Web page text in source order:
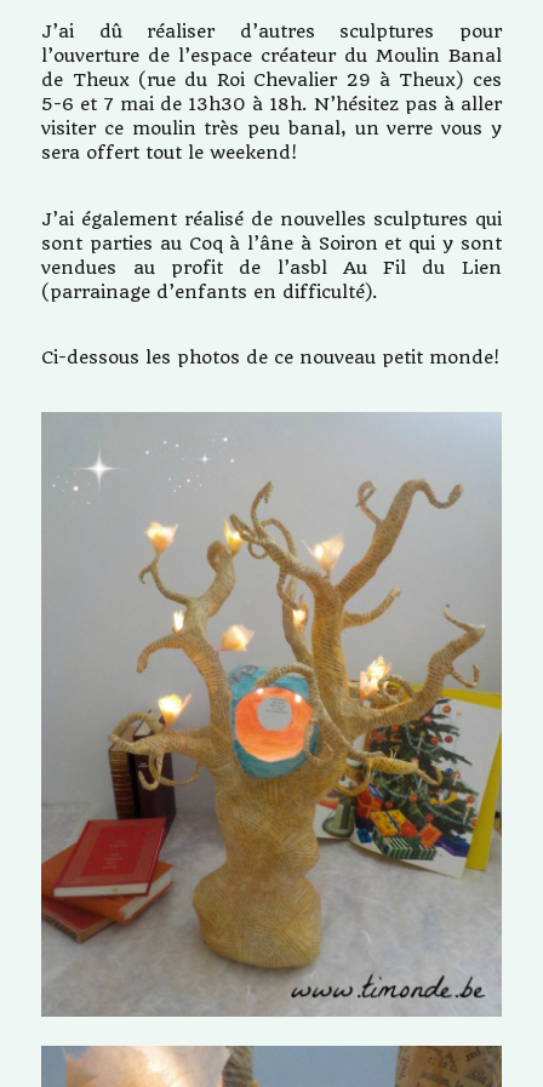
J’ai dû réaliser d’autres sculptures pour
l’ouverture de l’espace créateur du Moulin Banal
de Theux (rue du Roi Chevalier 29 à Theux) ces
5-6 et 7 mai de 13h30 à 18h. N’hésitez pas à aller
visiter ce moulin très peu banal, un verre vous y
sera offert tout le weekend!
J’ai également réalisé de nouvelles sculptures qui
sont parties au Coq à l’âne à Soiron et qui y sont
vendues au profit de l’asbl Au Fil du Lien
(parrainage d’enfants en difficulté).
Ci-dessous les photos de ce nouveau petit monde!